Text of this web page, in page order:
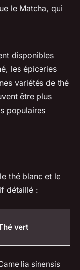
le Matcha, qui
disponibles
les épiceries
variétés de thé
être plus
populaires
thé blanc et le
détaillé :
vert
sinensis